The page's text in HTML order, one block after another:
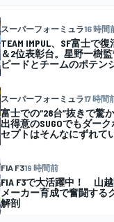
スーパーフォーミュラ16 時間
TEAM IMPUL、SF富士で
＆2位表彰台。星野一樹
ピードとチームのポテン
スーパーフォーミュラ17 時間
富士での“28台”抜きで驚
出得意のSUGOでもダー
セプトはそんなにずれて
FIA F319 時間前
FIA F3で大活躍中！ 山
メーカー育成で奮闘する
解剖